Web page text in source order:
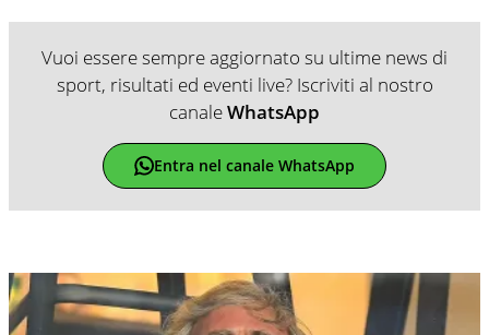
Vuoi essere sempre aggiornato su ultime news di
sport, risultati ed eventi live? Iscriviti al nostro
canaleWhatsApp
Entra nel canale WhatsApp